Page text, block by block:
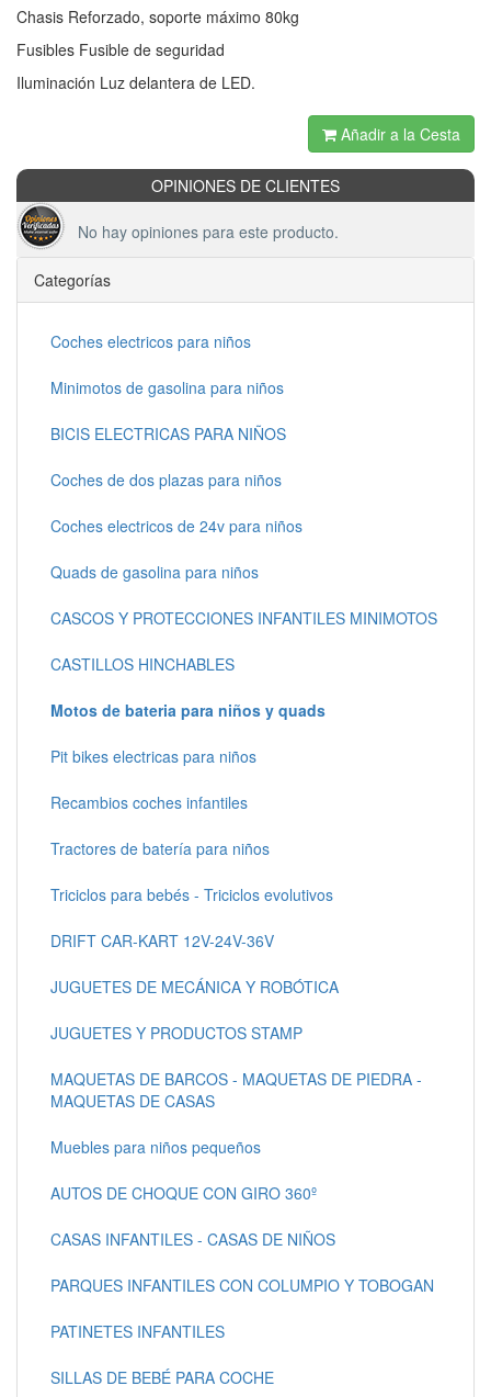
Chasis Reforzado, soporte máximo 80kg
Fusibles Fusible de seguridad
Iluminación Luz delantera de LED.
Añadir a la Cesta
OPINIONES DE CLIENTES
No hay opiniones para este producto.
Categorías
Coches electricos para niños
Minimotos de gasolina para niños
BICIS ELECTRICAS PARA NIÑOS
Coches de dos plazas para niños
Coches electricos de 24v para niños
Quads de gasolina para niños
CASCOS Y PROTECCIONES INFANTILES MINIMOTOS
CASTILLOS HINCHABLES
Motos de bateria para niños y quads
Pit bikes electricas para niños
Recambios coches infantiles
Tractores de batería para niños
Triciclos para bebés - Triciclos evolutivos
DRIFT CAR-KART 12V-24V-36V
JUGUETES DE MECÁNICA Y ROBÓTICA
JUGUETES Y PRODUCTOS STAMP
MAQUETAS DE BARCOS - MAQUETAS DE PIEDRA -
MAQUETAS DE CASAS
Muebles para niños pequeños
AUTOS DE CHOQUE CON GIRO 360º
CASAS INFANTILES - CASAS DE NIÑOS
PARQUES INFANTILES CON COLUMPIO Y TOBOGAN
PATINETES INFANTILES
SILLAS DE BEBÉ PARA COCHE